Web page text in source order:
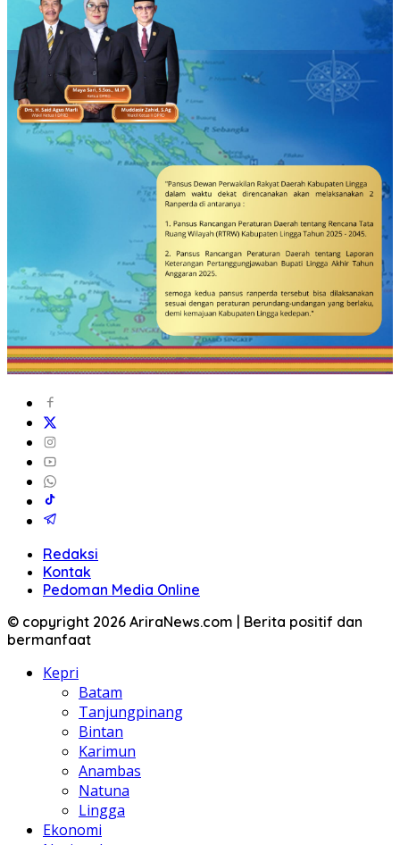
Redaksi
Kontak
Pedoman Media Online
© copyright 2026 AriraNews.com | Berita positif dan
bermanfaat
Kepri
Batam
Tanjungpinang
Bintan
Karimun
Anambas
Natuna
Lingga
Ekonomi